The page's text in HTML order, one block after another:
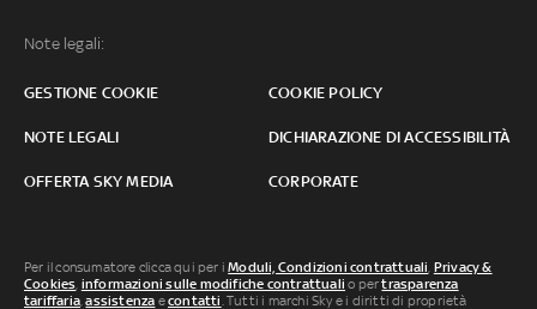
Note legali:
GESTIONE COOKIE COOKIE POLICY
NOTE LEGALI DICHIARAZIONE DI ACCESSIBILITÀ
OFFERTA SKY MEDIA CORPORATE
Per il consumatore clicca qui per iModuli, Condizioni contrattuali, Privacy &
Cookies, informazioni sulle modifiche contrattuali o pertrasparenza
tariffaria,assistenza econtatti. Tutti i marchi Sky e i diritti di proprietà